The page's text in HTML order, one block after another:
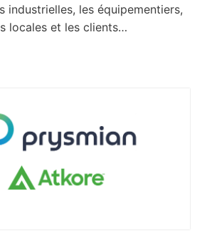
industrielles, les équipementiers,
locales et les clients…